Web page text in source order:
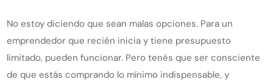
No estoy diciendo que sean malas opciones. Para un
emprendedor que recién inicia y tiene presupuesto
limitado, pueden funcionar. Pero tenés que ser consciente
de que estás comprando lo mínimo indispensable, y